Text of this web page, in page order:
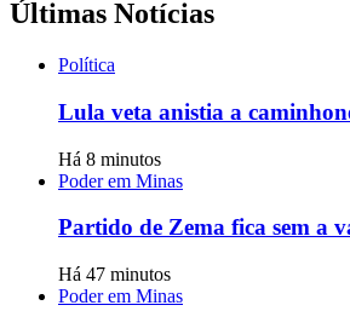
Últimas Notícias
Política
Lula veta anistia a
Há 8 minutos
Poder em Minas
Partido de Zema fica sem a
Há 47 minutos
Poder em Minas